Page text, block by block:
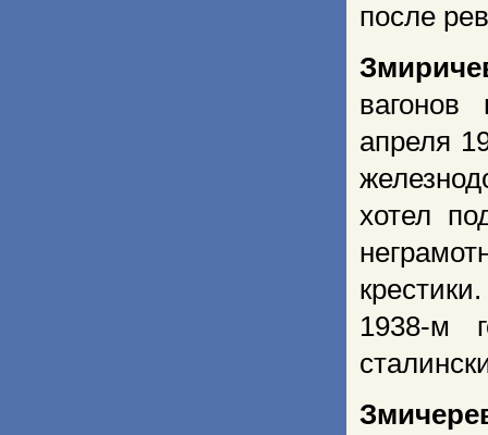
после
вагонов
апреля
хотел
1938-м